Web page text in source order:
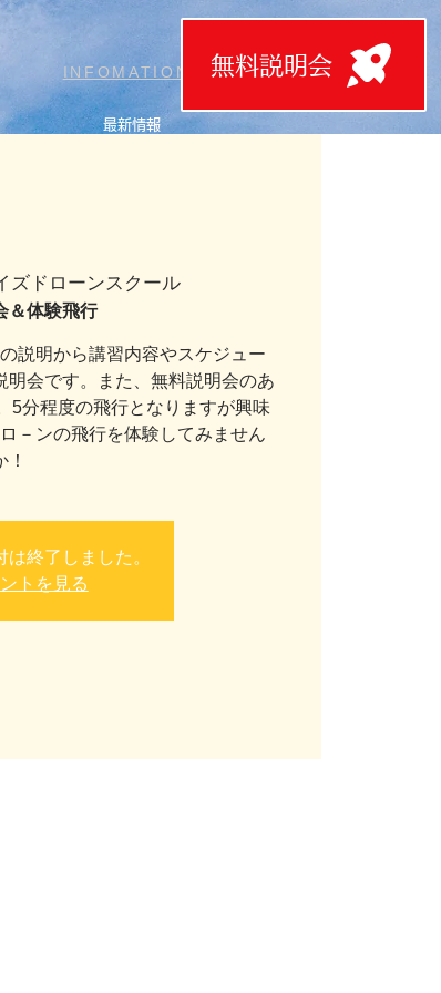
無料説明会
INFOMATION
最新情報
ズドローンスクール
＆体験飛行
説明から講習内容やスケジュー
明会です。また、無料説明会のあ
5分程度の飛行となりますが興味
－ンの飛行を体験してみません
！
終了しました。
トを見る